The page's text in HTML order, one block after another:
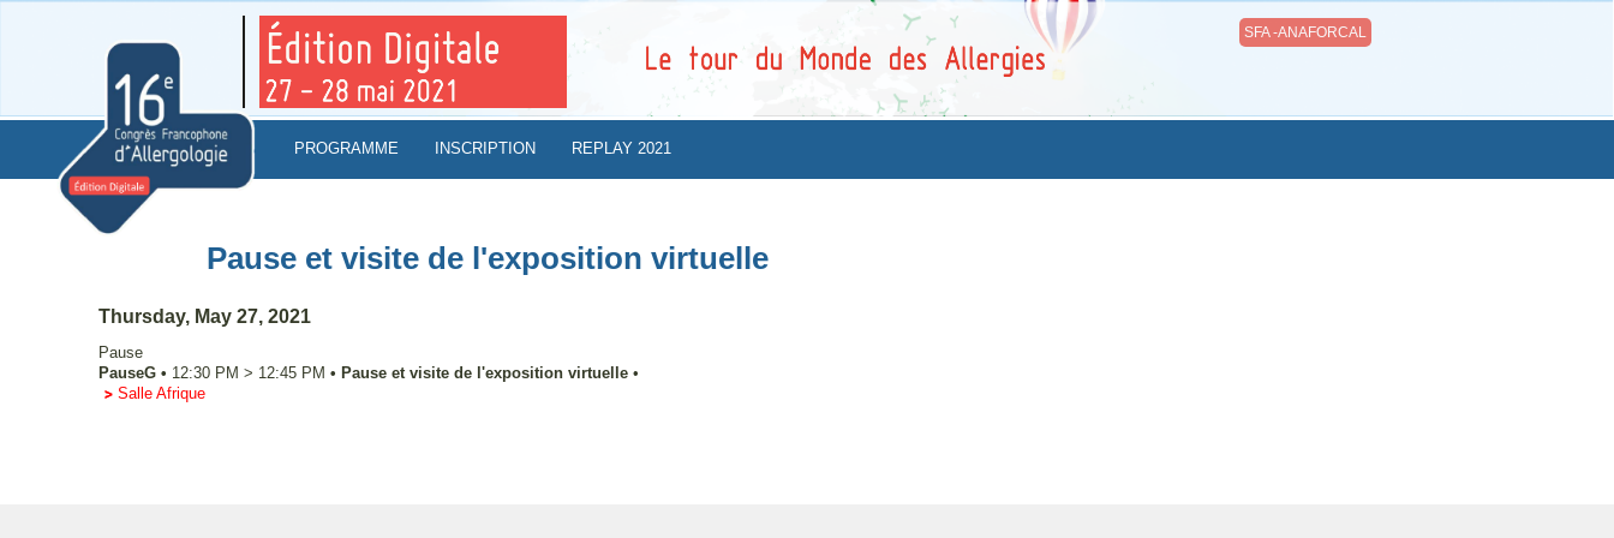
SFA -ANAFORCAL
PROGRAMME INSCRIPTION REPLAY 2021
Pause et visite de l'exposition virtuelle
Thursday, May 27, 2021
Pause
PauseG • 12:30 PM > 12:45 PM • Pause et visite de l'exposition virtuelle •
Salle Afrique